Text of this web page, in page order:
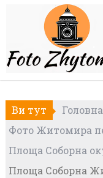
Ви тут
Головна
Фото Житомира
Площа Соборна
Площа Соборна